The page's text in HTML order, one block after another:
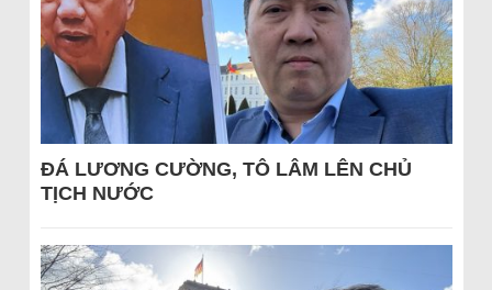
ĐÁ LƯƠNG CƯỜNG, TÔ LÂM LÊN CHỦ
TỊCH NƯỚC